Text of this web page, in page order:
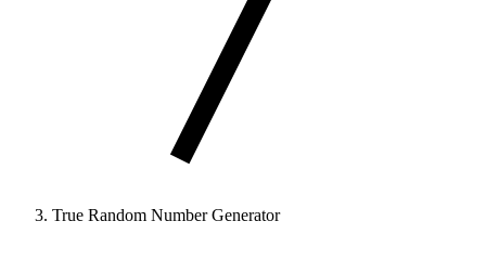
True Random Number Generator